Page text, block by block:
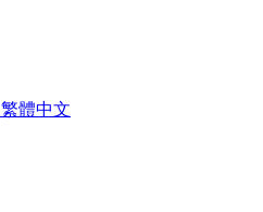
繁體中文